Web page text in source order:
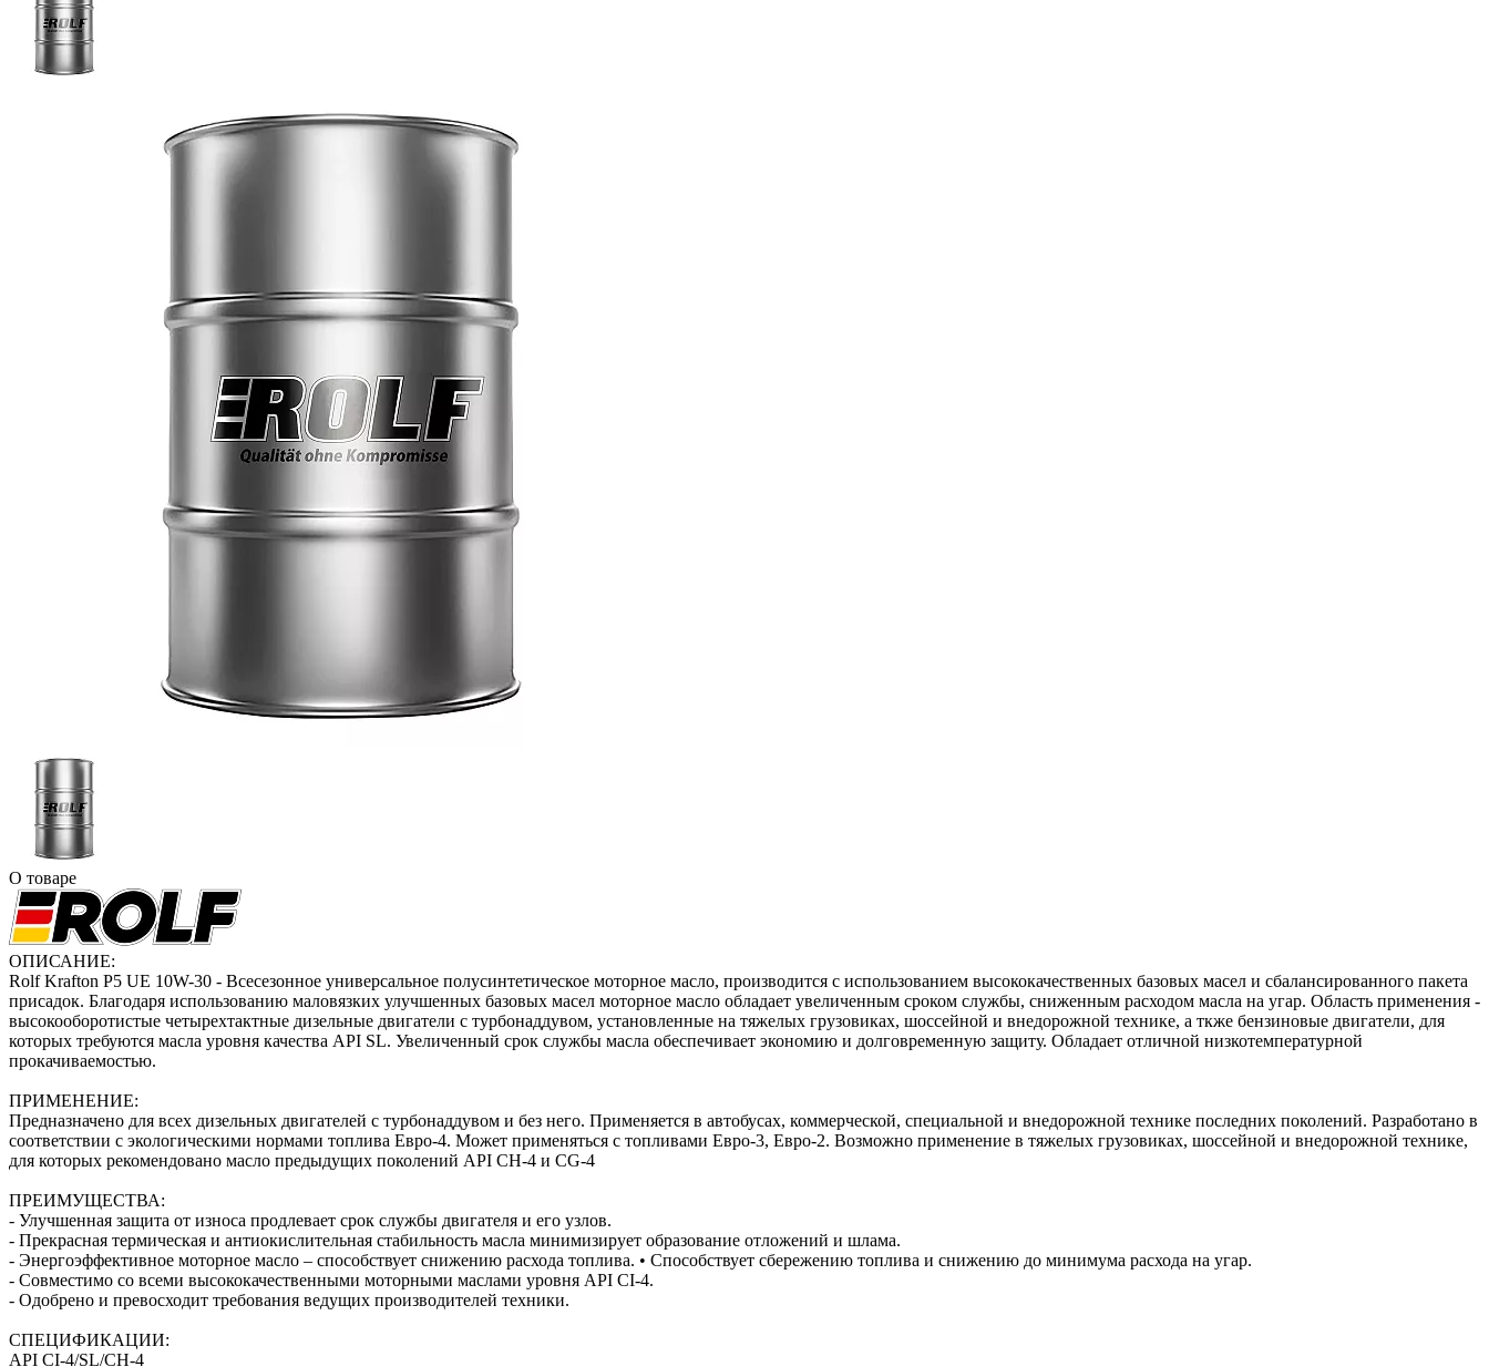
О товаре
ОПИСАНИЕ:
Rolf Krafton P5 UE 10W-30 - Всесезонное универсальное полусинтетическое моторное масло, производится с использованием высококачественных базовых масел и сбалансированного пакета
присадок. Благодаря использованию маловязких улучшенных базовых масел моторное масло обладает увеличенным сроком службы, сниженным расходом масла на угар. Область применения -
высокооборотистые четырехтактные дизельные двигатели с турбонаддувом, установленные на тяжелых грузовиках, шоссейной и внедорожной технике, а ткже бензиновые двигатели, для
которых требуются масла уровня качества API SL. Увеличенный срок службы масла обеспечивает экономию и долговременную защиту. Обладает отличной низкотемпературной
прокачиваемостью.
ПРИМЕНЕНИЕ:
Предназначено для всех дизельных двигателей с турбонаддувом и без него. Применяется в автобусах, коммерческой, специальной и внедорожной технике последних поколений. Разработано в
соответствии с экологическими нормами топлива Евро-4. Может применяться с топливами Евро-3, Евро-2. Возможно применение в тяжелых грузовиках, шоссейной и внедорожной технике,
для которых рекомендовано масло предыдущих поколений API CH-4 и CG-4
ПРЕИМУЩЕСТВА:
- Улучшенная защита от износа продлевает срок службы двигателя и его узлов.
- Прекрасная термическая и антиокислительная стабильность масла минимизирует образование отложений и шлама.
- Энергоэффективное моторное масло – способствует снижению расхода топлива. • Способствует сбережению топлива и снижению до минимума расхода на угар.
- Совместимо со всеми высококачественными моторными маслами уровня API CI-4.
- Одобрено и превосходит требования ведущих производителей техники.
СПЕЦИФИКАЦИИ:
API CI-4/SL/CH-4